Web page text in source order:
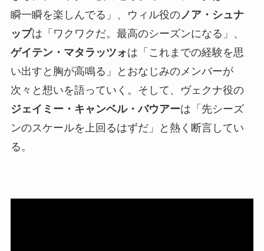
瞬一瞬を楽しんでる」、ウィル役のノア・シュナ
ップは「ワクワクだ。最高のシーズンになる」、
ゲイテン・マタラッツォは「これまでの経験を思
い出すと胸が高鳴る」とおなじみのメンバーが
次々と想いを語っていく。そして、ヴェクナ役の
ジェイミー・キャンベル・バウアーは「先シーズ
ンのスケールを上回るはずだ」と熱く断言してい
る。